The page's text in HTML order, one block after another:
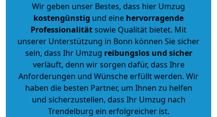
Wir geben unser Bestes, dass hier Umzug
kostengünstig und eine hervorragende
Professionalitätsowie Qualität bietet. Mit
unserer Unterstützung in Bonn können Sie sicher
sein, dass Ihr Umzug reibungslos und sicher
verläuft, denn wir sorgen dafür, dass Ihre
Anforderungen und Wünsche erfüllt werden. Wir
haben die besten Partner, um Ihnen zu helfen
und sicherzustellen, dass Ihr Umzug nach
Trendelburg ein erfolgreicher ist.